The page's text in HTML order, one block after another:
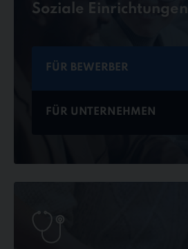
Soziale Einrichtungen
FÜR BEWERBER
FÜR UNTERNEHMEN